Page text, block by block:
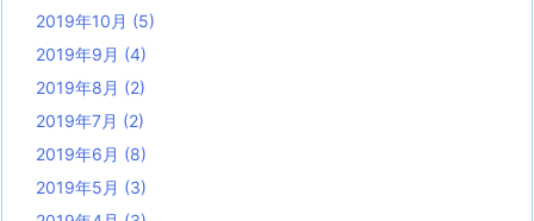
2019年10月 (5)
2019年9月 (4)
2019年8月 (2)
2019年7月 (2)
2019年6月 (8)
2019年5月 (3)